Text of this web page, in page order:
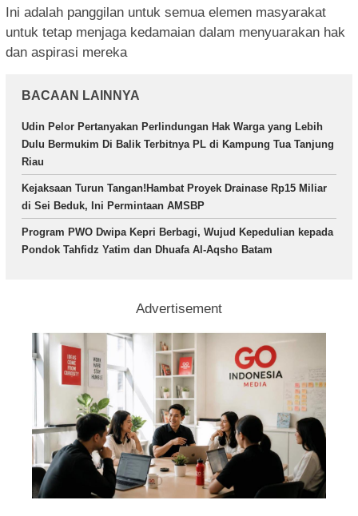
Ini adalah panggilan untuk semua elemen masyarakat
untuk tetap menjaga kedamaian dalam menyuarakan hak
dan aspirasi mereka
BACAAN LAINNYA
Udin Pelor Pertanyakan Perlindungan Hak Warga yang Lebih
Dulu Bermukim Di Balik Terbitnya PL di Kampung Tua Tanjung
Riau
Kejaksaan Turun Tangan!Hambat Proyek Drainase Rp15 Miliar
di Sei Beduk, Ini Permintaan AMSBP
Program PWO Dwipa Kepri Berbagi, Wujud Kepedulian kepada
Pondok Tahfidz Yatim dan Dhuafa Al-Aqsho Batam
Advertisement